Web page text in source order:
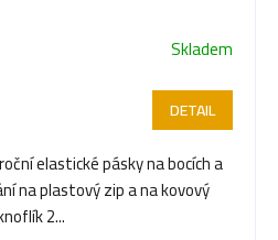
Skladem
DETAIL
elastické pásky na bocích a
na plastový zip a na kovový
2...